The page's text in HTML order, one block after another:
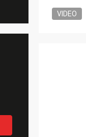
VIDEO